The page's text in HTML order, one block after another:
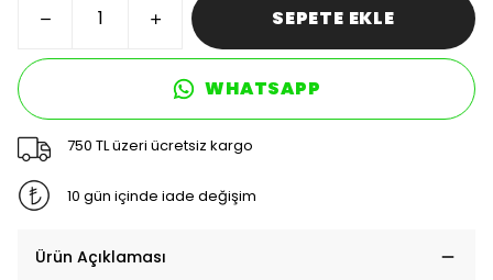
SEPETE EKLE
WHATSAPP
750 TL üzeri ücretsiz kargo
10 gün içinde iade değişim
Ürün Açıklaması